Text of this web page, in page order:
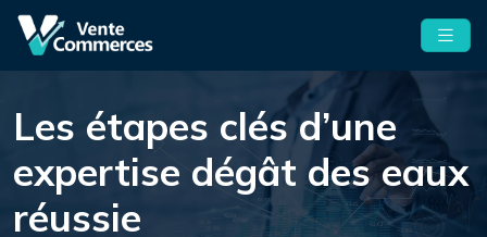
Les étapes clés d’une
expertise dégât des eaux
réussie